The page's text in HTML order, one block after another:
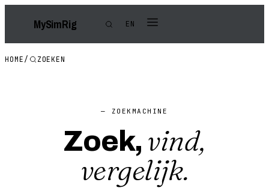
MySimRig EN
HOME / ZOEKEN
— ZOEKMACHINE
Zoek, vind,
vergelijk.